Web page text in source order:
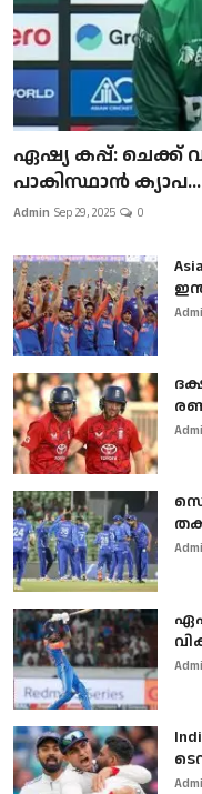
ഏഷ്യ കപ്പ്: ചെക്ക്
പാകിസ്ഥാൻ ക്യാപ...
Admin Sep 29, 2025 0